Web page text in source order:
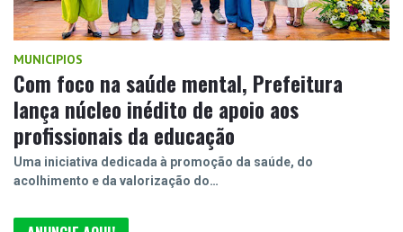
MUNICIPIOS
Com foco na saúde mental, Prefeitura
lança núcleo inédito de apoio aos
profissionais da educação
Uma iniciativa dedicada à promoção da saúde, do
acolhimento e da valorização do…